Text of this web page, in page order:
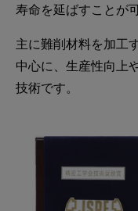
寿命を延ばすことが
主に難削材料を加工
中心に、生産性向上
技術です。